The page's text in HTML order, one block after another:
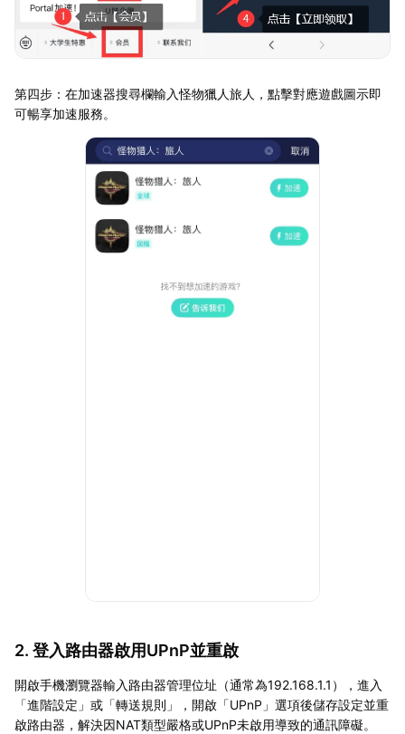
第四步：在加速器搜尋欄輸入怪物獵人旅人，點擊對應遊戲圖示即
可暢享加速服務。
2. 登入路由器啟用UPnP並重啟
開啟手機瀏覽器輸入路由器管理位址（通常為192.168.1.1），進入
「進階設定」或「轉送規則」，開啟「UPnP」選項後儲存設定並重
啟路由器，解決因NAT類型嚴格或UPnP未啟用導致的通訊障礙。